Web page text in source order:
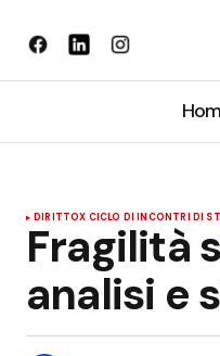
DIRITTOX CICLO DI INCONTRI DI
Fragilità
analisi e